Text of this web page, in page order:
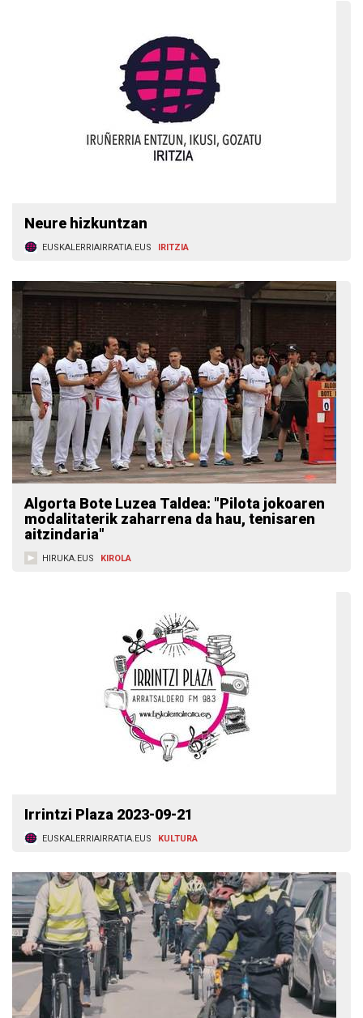
Neure hizkuntzan
EUSKALERRIAIRRATIA.EUS IRITZIA
Algorta Bote Luzea Taldea: "Pilota jokoaren
modalitaterik zaharrena da hau, tenisaren
aitzindaria"
HIRUKA.EUS KIROLA
Irrintzi Plaza 2023-09-21
EUSKALERRIAIRRATIA.EUS KULTURA